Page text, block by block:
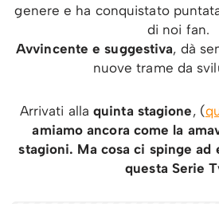
genere e ha conquistato
di noi fan.
Avvincente e suggestiva, dà
nuove trame da
Arrivati allaquinta stagione, (
amiamo ancora come la
stagioni. Ma cosa ci spinge ad
questa Serie